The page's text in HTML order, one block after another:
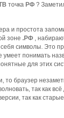
точка РФ ?
и простота
зоне .РФ ,
символы. Это
понимать
для этих
то браузер
так как
так как